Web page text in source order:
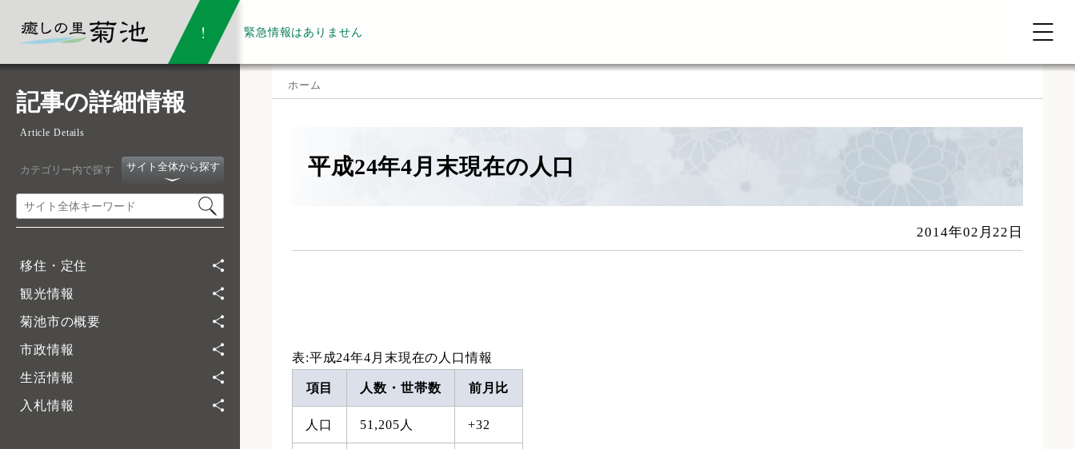
緊急情報はありません
記事の詳細情報
Article Details
カテゴリー内で探す サイト全体から探す
移住・定住
観光情報
菊池市の概要
市政情報
生活情報
入札情報
ホーム
平成24年4月末現在の人口
2014年02月22日
表:平成24年4月末現在の人口情報
項目
人数・世帯数 前月比
人口 51,205人 +32